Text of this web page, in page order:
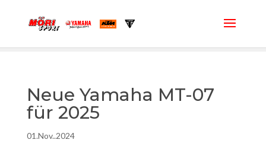
Neue Yamaha MT-07
für 2025
01.Nov..2024